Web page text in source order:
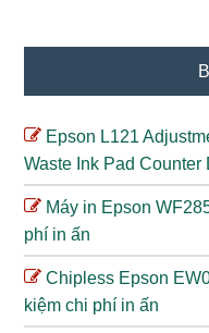
Epson L121
Waste Ink Pad Counter
Máy in Epson
phí in ấn
Chipless Epson
kiệm chi phí in ấn